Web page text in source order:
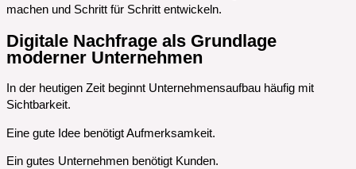
machen und Schritt für Schritt entwickeln.
Digitale Nachfrage als Grundlage
moderner Unternehmen
In der heutigen Zeit beginnt Unternehmensaufbau häufig mit
Sichtbarkeit.
Eine gute Idee benötigt Aufmerksamkeit.
Ein gutes Unternehmen benötigt Kunden.